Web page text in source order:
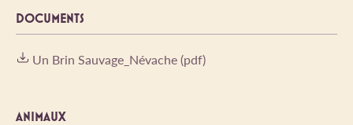
DOCUMENTS
Un Brin Sauvage_Névache (pdf)
ANIMAUX